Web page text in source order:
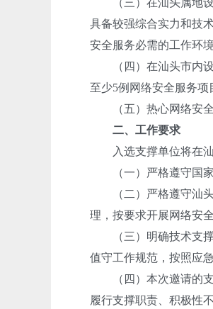
（三）在汕头属地设
具备较强综合实力和技
安全服务必需的工作环
（四）在汕头市内设
至少5例网络安全服务项
（五）热心网络安全
二、工作要求
入选支撑单位将在汕
（一）严格遵守国家
（二）严格遵守汕头
理，按要求开展网络安
（三）明确技术支撑
值守工作规范，按照应
（四）本次邀请的支
履行支撑职责、积极性